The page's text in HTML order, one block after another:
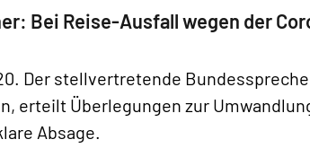
Bei Reise-Ausfall wegen der
Der stellvertretende
erteilt Überlegungen zur
Absage.